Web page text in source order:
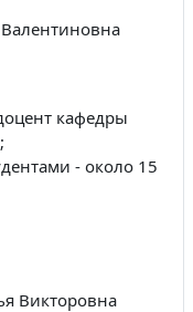
Валентиновна
кафедры
- около 15
Викторовна